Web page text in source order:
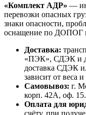
«Комплект АДР» —
перевозки опасных
знаки опасности,
оснащение по ДОПОГ
Доставка:
«ПЭК», СДЭК и
доставка СДЭК
зависит от веса и
Самовывоз: г.
корп. 42А, оф. 15.
Оплата для
счёту, при